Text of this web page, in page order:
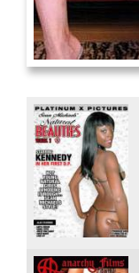
Internal Explosionen